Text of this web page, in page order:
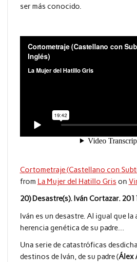
ser más conocido.
Cortometraje (Castellano con
from La Mujer del Hatillo Gris on
20) Desastre(s). Iván Cortazar.
Iván es un desastre. Al igual que la
herencia genética de su padre…
Una serie de catastróficas
destinos de Iván, de su padre (Álex